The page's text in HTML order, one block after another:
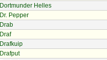
Dortmunder Helles
Dr. Pepper
Drab
Draf
Drafkuip
Drafput